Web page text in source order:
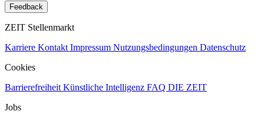
Feedback
ZEIT Stellenmarkt
Karriere Kontakt Impressum Nutzungsbedingungen Datenschutz
Cookies
Barrierefreiheit Künstliche Intelligenz FAQ DIE ZEIT
Jobs